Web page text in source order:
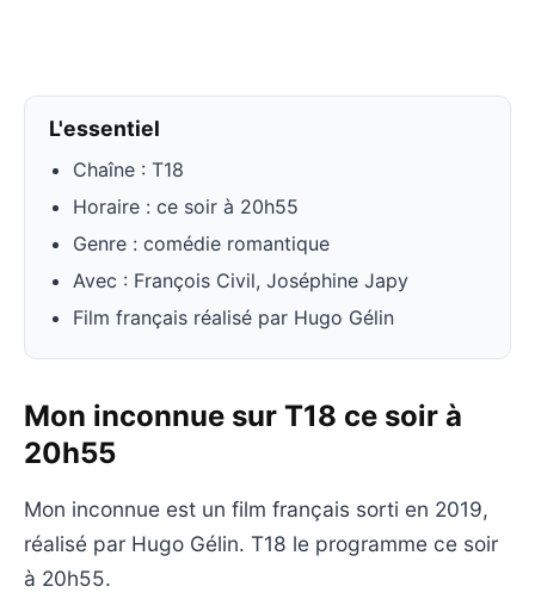
L'essentiel
Chaîne : T18
Horaire : ce soir à 20h55
Genre : comédie romantique
Avec : François Civil, Joséphine Japy
Film français réalisé par Hugo Gélin
Mon inconnue sur T18 ce soir à
20h55
Mon inconnue est un film français sorti en 2019,
réalisé par Hugo Gélin. T18 le programme ce soir
à 20h55.